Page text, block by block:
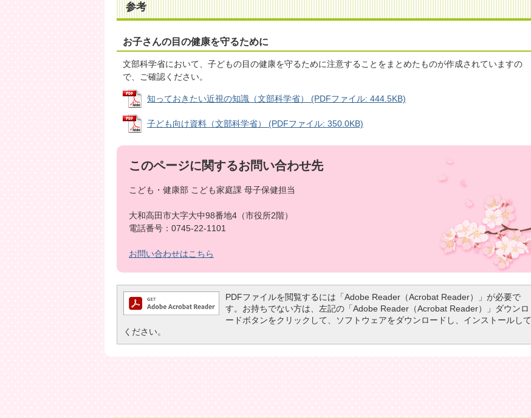
参考
お子さんの目の健康を守るために
文部科学省において、子どもの目の健康を守るために注意することをまとめたものが作成されていますの
で、ご確認ください。
知っておきたい近視の知識（文部科学省） (PDFファイル: 444.5KB)
子ども向け資料（文部科学省） (PDFファイル: 350.0KB)
このページに関するお問い合わせ先
こども・健康部 こども家庭課 母子保健担当
大和高田市大字大中98番地4（市役所2階）
電話番号：0745-22-1101
お問い合わせはこちら
PDFファイルを閲覧するには「Adobe Reader（Acrobat Reader）」が必要で
す。お持ちでない方は、左記の「Adobe Reader（Acrobat Reader）」ダウンロ
ードボタンをクリックして、ソフトウェアをダウンロードし、インストールして
ください。